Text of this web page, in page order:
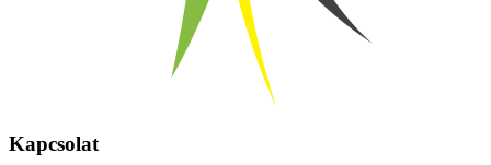
Kapcsolat